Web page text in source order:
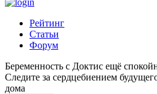
Рейтинг
Статьи
Форум
Беременность с Доктис ещё
Следите за сердцебиением
дома